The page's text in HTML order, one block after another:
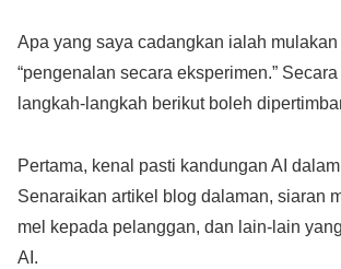
Apa yang saya cadangkan ialah mulakan
“pengenalan secara eksperimen.”
langkah-langkah berikut boleh
Pertama, kenal pasti kandungan AI
Senaraikan artikel blog dalaman, siaran
mel kepada pelanggan, dan lain-lain
AI.